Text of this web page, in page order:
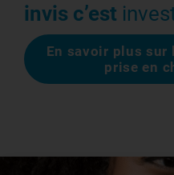
invis c’est
En savoir plus sur
prise en